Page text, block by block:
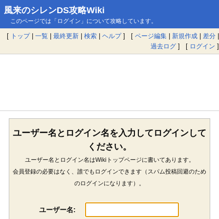
風来のシレンDS攻略Wiki
このページでは「ログイン」について攻略しています。
[ トップ| 一覧 | 最終更新 | 検索 | ヘルプ] [ ページ編集 | 新規作成 | 差分 |
過去ログ ] [ ログイン ]
ユーザー名とログイン名を入力してログインして
ください。
ユーザー名とログイン名はWikiトップページに書いてあります。
会員登録の必要はなく、誰でもログインできます（スパム投稿回避のため
のログインになります）。
ユーザー名: